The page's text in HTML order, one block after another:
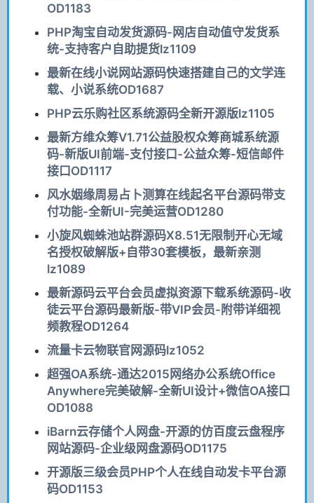
OD1183
PHP淘宝自动发货源码-网店自动值守发货系
统-支持客户自助提货lz1109
最新在线小说网站源码快速搭建自己的文学连
载、小说系统OD1687
PHP云乐购社区系统源码全新开源版lz1105
最新方维众筹V1.71公益股权众筹商城系统源
码-新版UI前端-支付接口-公益众筹-短信邮件
接口OD1117
风水姻缘周易占卜测算在线起名平台源码带支
付功能-全新UI-完美运营OD1280
小旋风蜘蛛池站群源码X8.51无限制开心无域
名授权破解版+自带30套模板，最新亲测
lz1089
最新源码云平台会员虚拟资源下载系统源码-收
徒云平台源码最新版-带VIP会员-附带详细视
频教程OD1264
流量卡云物联官网源码lz1052
超强OA系统-通达2015网络办公系统Office
Anywhere完美破解-全新UI设计+微信OA接口
OD1088
iBarn云存储个人网盘-开源的仿百度云盘程序
网站源码-企业级网盘源码OD1175
开源版三级会员PHP个人在线自动发卡平台源
码OD1153